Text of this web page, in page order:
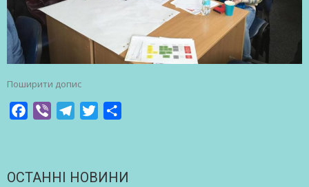
Поширити допис
Facebook
Viber TelegramTwitter
ОСТАННІ НОВИНИ